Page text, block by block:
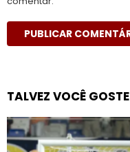
TALVEZ VOCÊ GOSTE